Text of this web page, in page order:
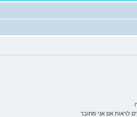
לראות אם אני מחובר